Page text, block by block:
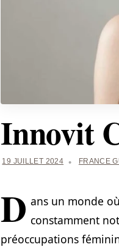
Innovit
19 JUILLET 2024 FRANCE
D ans un monde
constamment
préoccupations